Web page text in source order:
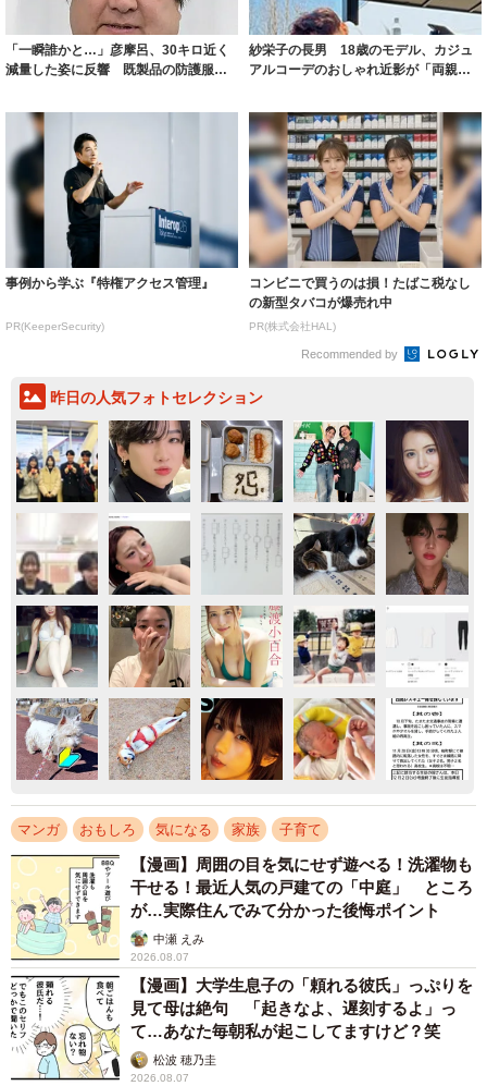
「一瞬誰かと…」彦摩呂、30キロ近く
減量した姿に反響 既製品の防護服が
紗栄子の長男 18歳のモデル、カジュ
アルコーデのおしゃれ近影が「両親の
事例から学ぶ『特権アクセス管理』
PR(KeeperSecurity)
コンビニで買うのは損！たばこ税なし
の新型タバコが爆売れ中
PR(株式会社HAL)
Recommended by
昨日の人気フォトセレクション
マンガ おもしろ 気になる 家族 子育て
【漫画】周囲の目を気にせず遊べる！洗濯物も
干せる！最近人気の戸建ての「中庭」 ところ
が…実際住んでみて分かった後悔ポイント
中瀬 えみ
2026.08.07
【漫画】大学生息子の「頼れる彼氏」っぷりを
見て母は絶句 「起きなよ、遅刻するよ」っ
て…あなた毎朝私が起こしてますけど？笑
松波 穂乃圭
2026.08.07